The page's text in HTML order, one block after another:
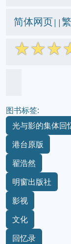
简体网页||
☆☆☆
图书标签:
光与影的集体回
港台原版
翟浩然
明窗出版社
影视
文化
回忆录